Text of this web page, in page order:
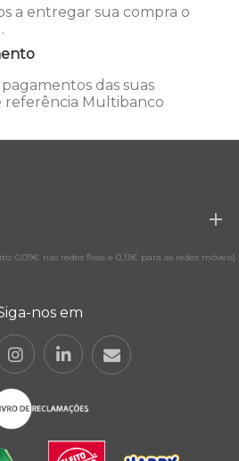
a entregar sua compra o
das suas
referência Multibanco
0,09€ nas redes fixas e 0,13€ para as redes móveis)
nos em